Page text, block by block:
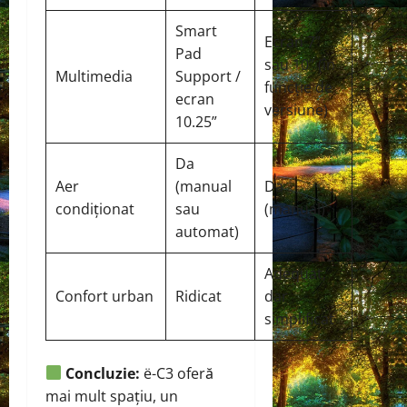
Multimedia
Smart
Pad
Support /
ecran
10.25”
Ecran 7”
sau 10” (în
funcție de
versiune)
Aer
condiționat
Da
(manual
sau
automat)
Da
(manual)
Confort urban Ridicat
Adequat,
dar
simplificat
Concluzie: ë-C3 oferă
mai mult spațiu, un